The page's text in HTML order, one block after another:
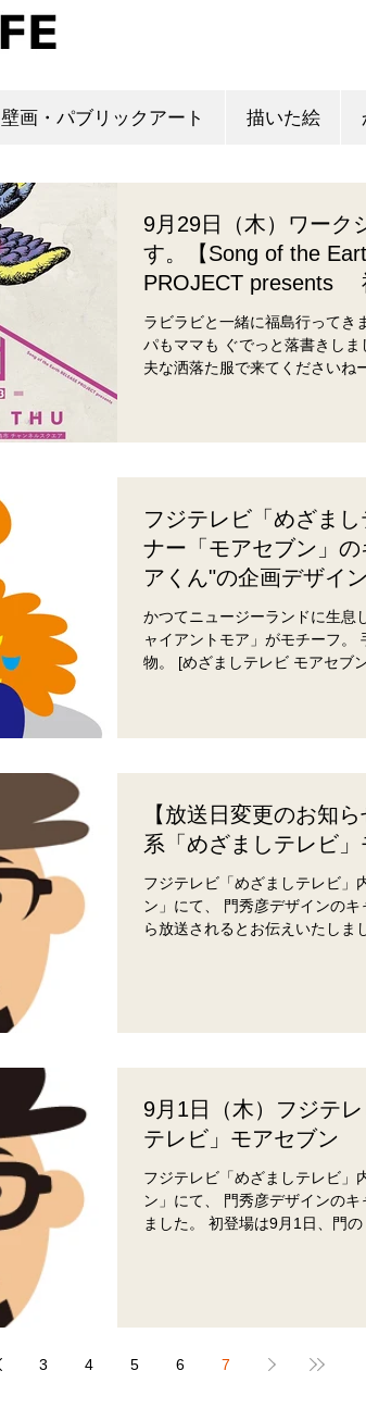
壁画・パブリックアート 描いた絵
9月29日（木）ワーク
す。【Song of the
PROJECT presents
FUKUJITSU #3-】
ラビラビと一緒に福島行ってき
パもママも ぐでっと落書きしましょう。 汚れても大丈
夫な洒落た服で来てくださいね
フジテレビ「めざまし
ナー「モアセブン」の
アくん"の企画デザイ
た。
かつてニュージーランドに生息
ャイアントモア」がモチーフ。
物。 [めざましテレビ モアセブ
【放送日変更のお知ら
系「めざましテレビ
フジテレビ「めざましテレビ」
ン」にて、 門秀彦デザインのキ
ら放送されるとお伝えいたしま
9月1日（木）フジテレ
テレビ」モアセブン
フジテレビ「めざましテレビ」
ン」にて、 門秀彦デザインのキ
ました。 初登場は9月1日、門の
3 4 5 6 7